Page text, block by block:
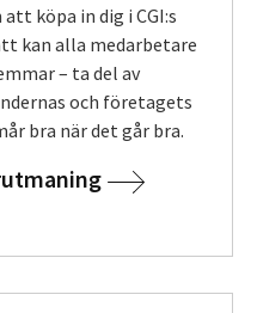
köpa in dig i CGI:s
kan alla medarbetare
– ta del av
och företagets
bra när det går bra.